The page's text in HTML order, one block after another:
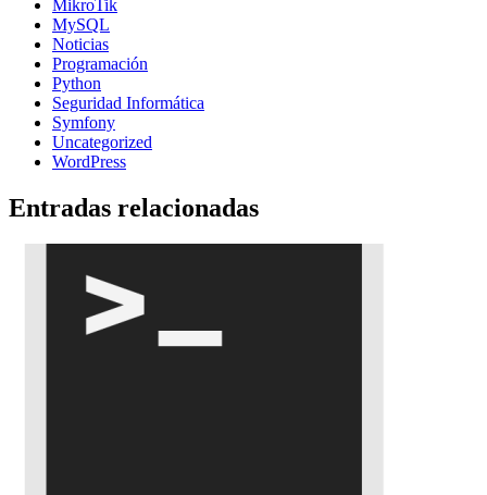
MikroTik
MySQL
Noticias
Programación
Python
Seguridad Informática
Symfony
Uncategorized
WordPress
Entradas relacionadas